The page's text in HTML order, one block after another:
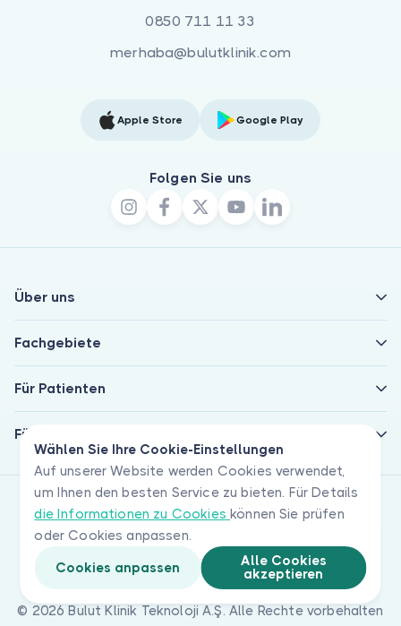
Wählen Sie Ihre Cookie-Einstellungen
Auf unserer Website werden Cookies verwendet,
um Ihnen den besten Service zu bieten. Für Details
die Informationen zu Cookieskönnen Sie prüfen
oder Cookies anpassen.
Cookies anpassen
Alle Cookies
akzeptieren
0850 711 11 33
merhaba@bulutklinik.com
Apple Store Google Play
Folgen Sie uns
Über uns
Fachgebiete
Für Patienten
Für Ärzte
© 2026 Bulut Klinik Teknoloji A.Ş. Alle Rechte vorbehalten